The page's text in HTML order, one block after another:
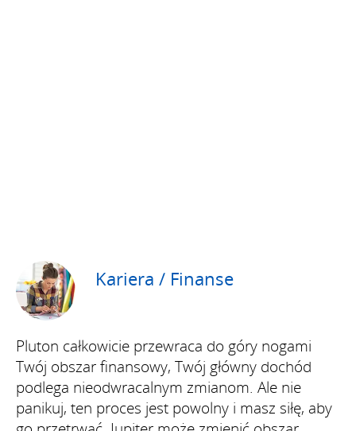
Kariera / Finanse
Pluton całkowicie przewraca do góry nogami
Twój obszar finansowy, Twój główny dochód
podlega nieodwracalnym zmianom. Ale nie
panikuj, ten proces jest powolny i masz siłę, aby